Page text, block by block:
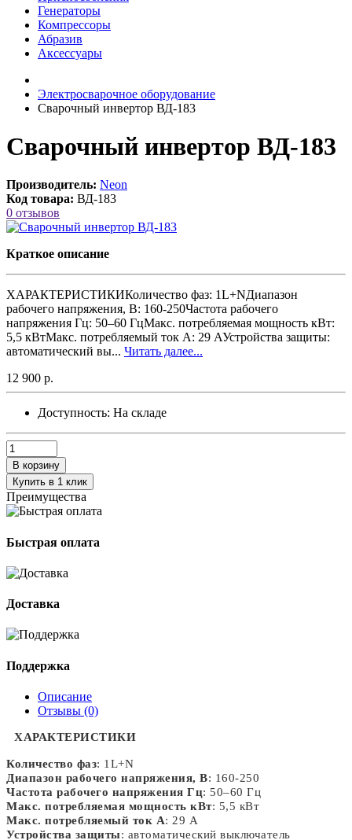
Генераторы
Компрессоры
Абразив
Аксессуары
Электросварочное оборудование
Сварочный инвертор ВД-183
Сварочный инвертор ВД-183
Производитель: Neon
Код товара: ВД-183
0 отзывов
Краткое описание
ХАРАКТЕРИСТИКИКоличество фаз: 1L+NДиапазон
рабочего напряжения, В: 160-250Частота рабочего
напряжения Гц: 50–60 ГцМакс. потребляемая мощность кВт:
5,5 кВтМакс. потребляемый ток А: 29 АУстройства защиты:
автоматический вы... Читать далее...
12 900 р.
Доступность: На складе
В корзину
Купить в 1 клик
Преимущества
Быстрая оплата
Доставка
Поддержка
Описание
Отзывы (0)
ХАРАКТЕРИСТИКИ
Количество фаз: 1L+N
Диапазон рабочего напряжения, В: 160-250
Частота рабочего напряжения Гц: 50–60 Гц
Макс. потребляемая мощность кВт: 5,5 кВт
Макс. потребляемый ток А: 29 А
Устройства защиты: автоматический выключатель